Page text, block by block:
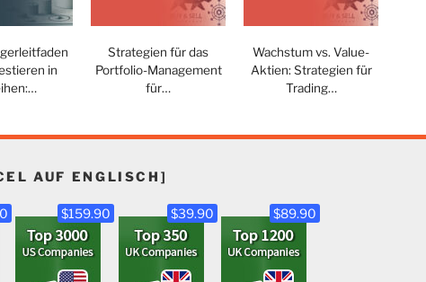
in
Strategien für das
Portfolio-Management
für…
Wachstum vs. Value-
Aktien: Strategien für
Trading…
AUF ENGLISCH]
$159.90 $39.90 $89.90